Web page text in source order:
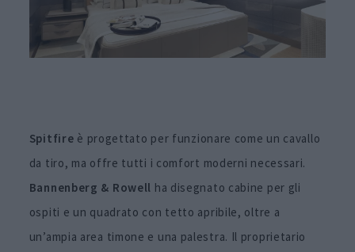
Spitfire è progettato per funzionare come un cavallo
da tiro, ma offre tutti i comfort moderni necessari.
Bannenberg & Rowell ha disegnato cabine per gli
ospiti e un quadrato con tetto apribile, oltre a
un’ampia area timone e una palestra. Il proprietario